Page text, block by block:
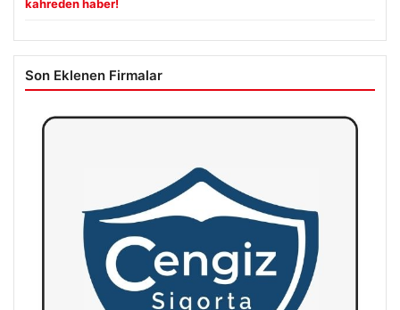
kahreden haber!
Son Eklenen Firmalar